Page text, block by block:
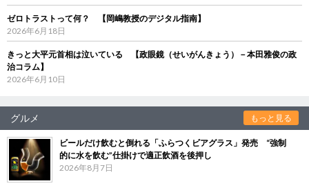
ゼロトラストって何？ 【岡嶋教授のデジタル指南】
2026年6月18日
きっと大平元首相は泣いている 【政眼鏡（せいがんきょう）－本田雅俊の政
治コラム】
2026年6月10日
グルメ もっと見る
ビールだけ飲むと倒れる「ふらつくビアグラス」発売 “強制
的に水を飲む”仕掛けで適正飲酒を後押し
2026年8月7日